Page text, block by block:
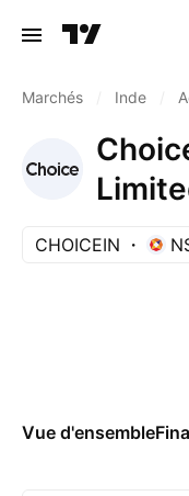
Marchés Inde
CHOICEIN
Vue d'ensemble